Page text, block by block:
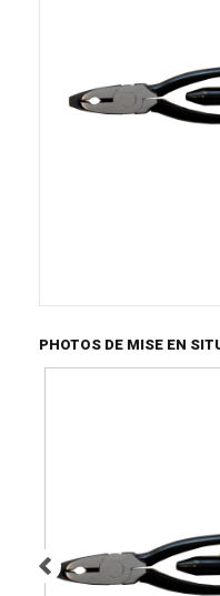
PHOTOS DE MISE EN